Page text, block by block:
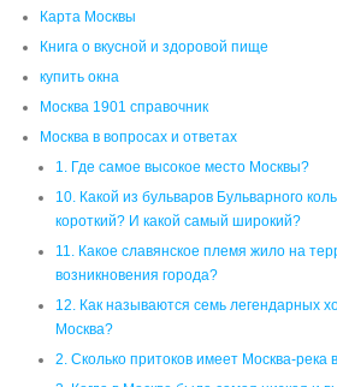
Карта Москвы
Книга о вкусной и здоровой пище
купить окна
Москва 1901 справочник
Москва в вопросах и ответах
1. Где самое высокое место Москвы?
10. Какой из бульваров Бульварного
короткий? И какой самый широкий?
11. Какое славянское племя жило на
возникновения города?
12. Как называются семь легендарных
Москва?
2. Сколько притоков имеет Москва-река